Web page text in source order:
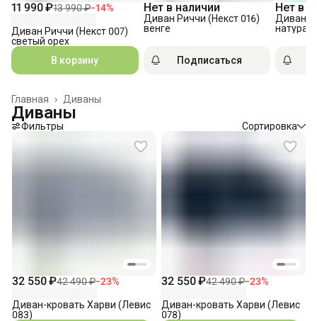
11 990 ₽13 990 ₽−14%
Диван Риччи (Некст 007)
светый орех
В корзину
Нет в наличии
Диван Риччи (Некст 016)
венге
Подписаться
Нет в
Диван
натурал
Диваны
Главная ›
Диваны
Фильтры Сортировка
32 550 ₽42 490 ₽−23%
Диван-кровать Харви (Левис
083)
32 550 ₽42 490 ₽−23%
Диван-кровать Харви (Левис
078)